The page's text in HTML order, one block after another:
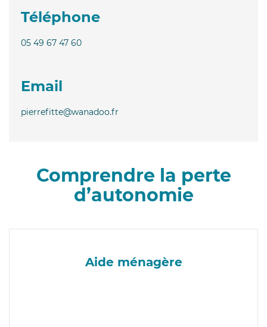
Téléphone
05 49 67 47 60
Email
pierrefitte@wanadoo.fr
Comprendre la perte
d’autonomie
Aide ménagère